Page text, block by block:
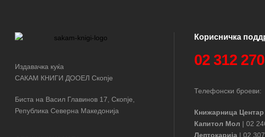
Издавачка куќа
САКАМ КНИГИ ДООЕЛ Скопје
Биста на Васил Главинов 17, Скопје,
Република Северна Македонија
Корисничка
02 312
Телефонски броеви:
Книжарница Центар
Капитол Мол | 02
Лептокарија | 02